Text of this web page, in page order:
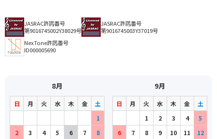
JASRAC許諾番号
第9016745002Y38029号
JASRAC許諾番号
第9016745003Y37019号
NexTone許諾番号
ID000005690
8月
日 月 火 水 木 金
土
1
2
3 4 5 6 7 8
9月
日 月 火 水 木 金
土
1
2 3 4
5
6
7 8 9 10 11 12